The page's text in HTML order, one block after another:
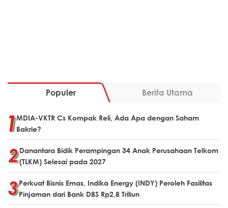
Populer Berita Utama
MDIA-VKTR Cs Kompak Reli, Ada Apa dengan Saham
Bakrie?
Danantara Bidik Perampingan 34 Anak Perusahaan Telkom
(TLKM) Selesai pada 2027
Perkuat Bisnis Emas, Indika Energy (INDY) Peroleh Fasilitas
Pinjaman dari Bank DBS Rp2,8 Triliun